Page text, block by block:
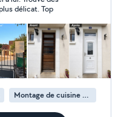
propre et soigné.
délicat. Top
Montage de cuisine en kit